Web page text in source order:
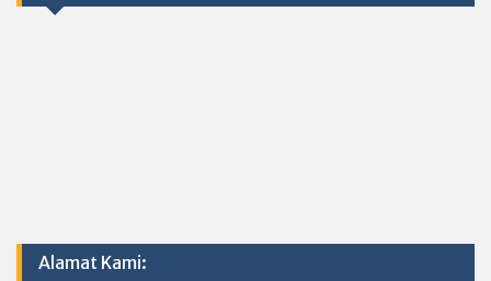
Alamat Kami: